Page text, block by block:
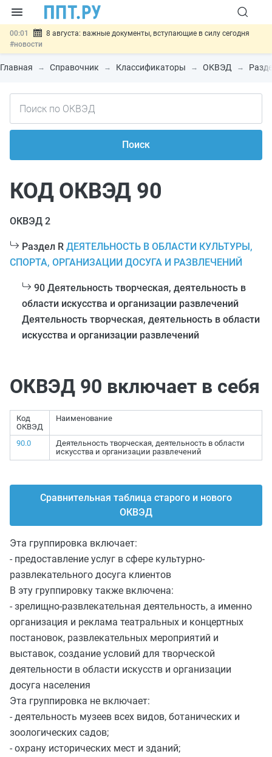
00:01
8 августа: важные документы, вступающие в силу сегодня
#новости
07.08 Подписан закон о блокировке продажи опасных товаров через
«Честный знак»#новости
отменить#новости
07.08
отношений#новости
Главная Справочник Классификаторы ОКВЭД
Поиск
КОД ОКВЭД 90
ОКВЭД 2
Раздел R ДЕЯТЕЛЬНОСТЬ В ОБЛАСТИ КУЛЬТУРЫ,
СПОРТА, ОРГАНИЗАЦИИ ДОСУГА И РАЗВЛЕЧЕНИЙ
90 Деятельность творческая, деятельность в
области искусства и организации развлечений
Деятельность творческая, деятельность в области
искусства и организации развлечений
ОКВЭД 90 включает в себя
Код
ОКВЭД
Наименование
90.0
Деятельность творческая, деятельность в области
искусства и организации развлечений
Сравнительная таблица старого и нового
ОКВЭД
Эта группировка включает:
- предоставление услуг в сфере культурно-
развлекательного досуга клиентов
В эту группировку также включена:
- зрелищно-развлекательная деятельность, а именно
организация и реклама театральных и концертных
постановок, развлекательных мероприятий и
выставок, создание условий для творческой
деятельности в области искусств и организации
досуга населения
Эта группировка не включает:
- деятельность музеев всех видов, ботанических и
зоологических садов;
- охрану исторических мест и зданий;